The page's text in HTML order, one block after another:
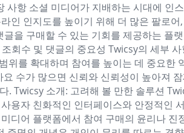
항 소셜 미디어가 지배하는 시대에 인
인지도를 높이기 위해 더 많은 팔로
을 구매할 수 있는 기회를 제공하는 플
수 및 댓글의 중요성 Twicsy의 세부
를 확대하며 참여를 높이는 데 중요한
수가 많으면 신뢰와 신뢰성이 높아져
Twicsy 소개: 고려해 볼 만한 솔루션
자 친화적인 인터페이스와 안정적인
디어 플랫폼에서 참여 구매의 윤리나